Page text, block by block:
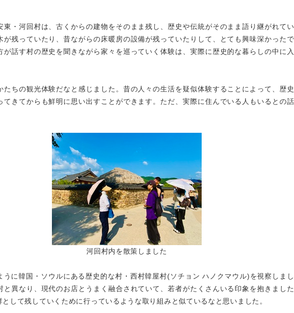
東・河回村は、古くからの建物をそのまま残し、歴史や伝統がそのまま語り継がれて
が残っていたり、昔ながらの床暖房の設備が残っていたりして、とても興味深かった
が話す村の歴史を聞きながら家々を巡っていく体験は、実際に歴史的な暮らしの中に
たちの観光体験だなと感じました。昔の人々の生活を疑似体験することによって、歴
てきてからも鮮明に思い出すことができます。ただ、実際に住んでいる人もいるとの
河回村内を散策しました
うに韓国・ソウルにある歴史的な村・西村韓屋村(ソチョン ハノクマウル)を視察しま
と異なり、現代のお店とうまく融合されていて、若者がたくさんいる印象を抱きまし
して残していくために行っているような取り組みと似ているなと思いました。